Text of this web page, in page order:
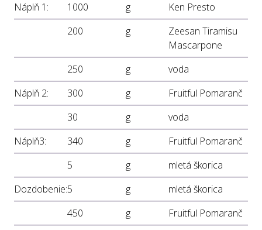
Náplň 1:
1000 g
Ken Presto
200
g
Zeesan Tiramisu
Mascarpone
250
g
voda
Náplň 2:
300 g
Fruitful Pomaranč
30
g
voda
Náplň3:
340 g
Fruitful Pomaranč
5
g
mletá škorica
Dozdobenie:5 g
mletá škorica
450
g
Fruitful Pomaranč